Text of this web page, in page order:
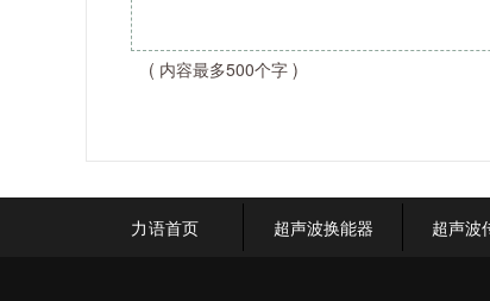
( 内容最多500个字 )
力语首页 超声波换能器 超声波